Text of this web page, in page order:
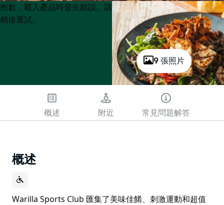
9 張照片
Product
List
Product
List
抱歉，載入產品時發生錯誤。請
稍後重試。
概述 附近 常見問題解答
概述
Warilla Sports Club 匯集了美味佳餚、刺激運動和超值